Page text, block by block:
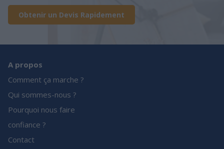
Obtenir un Devis Rapidement
A propos
Comment ça marche ?
Qui sommes-nous ?
Pourquoi nous faire
confiance ?
Contact